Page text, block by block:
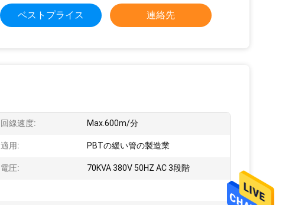
ベストプライス 連絡先
回線速度: Max.600m/分
適用: PBTの緩い管の製造業
電圧: 70KVA 380V 50HZ AC 3段階